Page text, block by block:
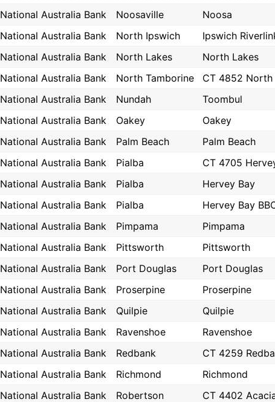
National Australia Bank Noosaville Noosa
National Australia Bank North Ipswich Ipswich
National Australia Bank North Lakes North Lakes
National Australia Bank North Tamborine CT 4852 North
National Australia Bank Nundah Toombul
National Australia Bank Oakey Oakey
National Australia Bank Palm Beach Palm Beach
National Australia Bank Pialba CT 4705
National Australia Bank Pialba Hervey Bay
National Australia Bank Pialba Hervey Bay
National Australia Bank Pimpama Pimpama
National Australia Bank Pittsworth Pittsworth
National Australia Bank Port Douglas Port Douglas
National Australia Bank Proserpine Proserpine
National Australia Bank Quilpie Quilpie
National Australia Bank Ravenshoe Ravenshoe
National Australia Bank Redbank CT 4259
National Australia Bank Richmond Richmond
National Australia Bank Robertson CT 4402